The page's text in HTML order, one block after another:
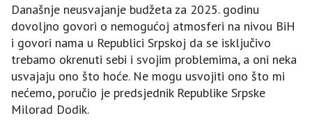
Današnje neusvajanje budžeta za 2025. godinu
dovoljno govori o nemogućoj atmosferi na nivou BiH
i govori nama u Republici Srpskoj da se isključivo
trebamo okrenuti sebi i svojim problemima, a oni neka
usvajaju ono što hoće. Ne mogu usvojiti ono što mi
nećemo, poručio je predsjednik Republike Srpske
Milorad Dodik.